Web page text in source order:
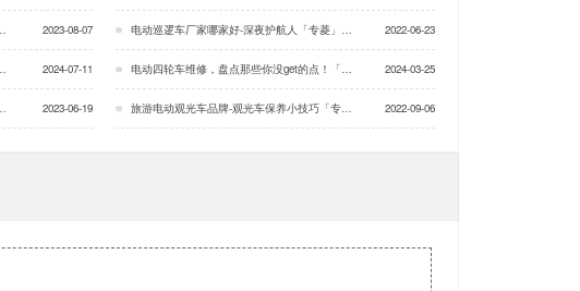
2023-08-07 电动巡逻车厂家哪家好-深夜护航人「专菱」… 2022-06-23
2024-07-11 电动四轮车维修，盘点那些你没get的点！「专菱」… 2024-03-25
2023-06-19 旅游电动观光车品牌-观光车保养小技巧「专菱」… 2022-09-06